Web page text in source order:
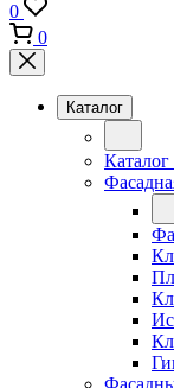
0
0
Каталог
Каталог